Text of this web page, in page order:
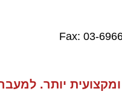
Fax:
יותר.